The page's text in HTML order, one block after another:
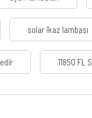
solar ikaz lambası
11850 FL S